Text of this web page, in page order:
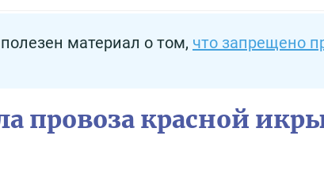
материал о том, что запрещено
провоза красной